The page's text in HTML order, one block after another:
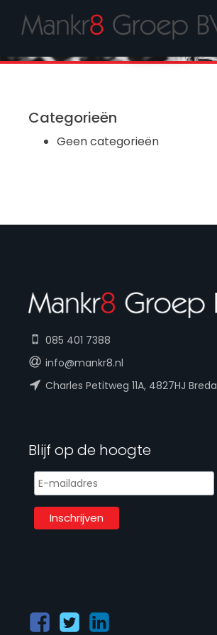
BLOG
Categorieën
Geen categorieën
085 401 7388
info@mankr8.nl
Charles Petitweg 11A, 4827HJ Breda
Blijf op de hoogte